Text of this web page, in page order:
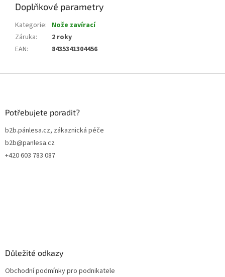
Doplňkové parametry
Kategorie: Nože zavírací
Záruka:
2 roky
EAN: 8435341304456
Potřebujete poradit?
b2b.pánlesa.cz, zákaznická péče
b2b@panlesa.cz
+420 603 783 087
Důležité odkazy
Obchodní podmínky pro podnikatele